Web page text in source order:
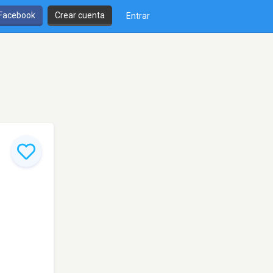
Crear cuenta Entrar